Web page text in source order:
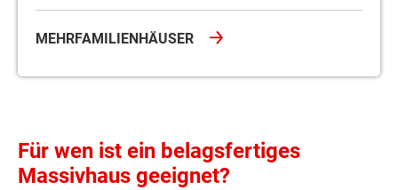
MEHRFAMILIENHÄUSER
Für wen ist ein belagsfertiges
Massivhaus geeignet?